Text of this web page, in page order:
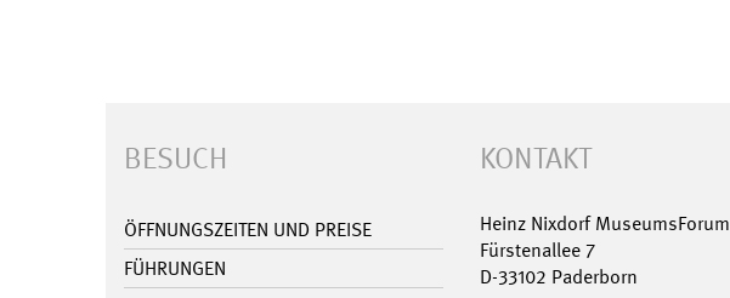
BESUCH
ÖFFNUNGSZEITEN UND PREISE
FÜHRUNGEN
KONTAKT
Heinz Nixdorf MuseumsForum
Fürstenallee 7
D-33102 Paderborn